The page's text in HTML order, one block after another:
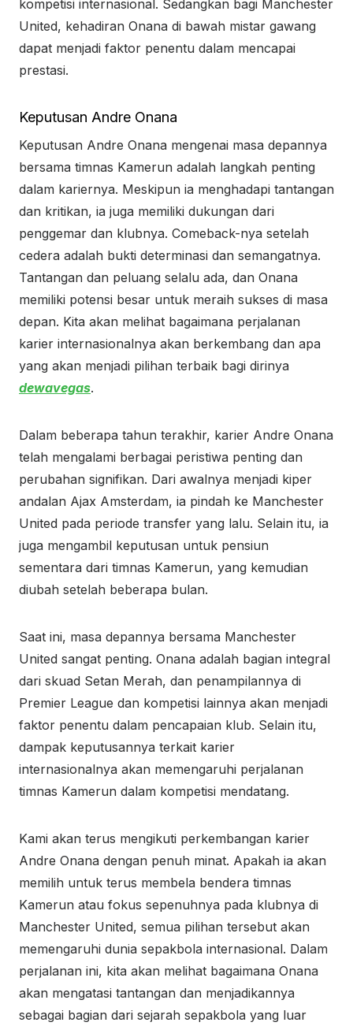
kompetisi internasional. Sedangkan bagi Manchester
United, kehadiran Onana di bawah mistar gawang
dapat menjadi faktor penentu dalam mencapai
prestasi.
Keputusan Andre Onana
Keputusan Andre Onana mengenai masa depannya
bersama timnas Kamerun adalah langkah penting
dalam kariernya. Meskipun ia menghadapi tantangan
dan kritikan, ia juga memiliki dukungan dari
penggemar dan klubnya. Comeback-nya setelah
cedera adalah bukti determinasi dan semangatnya.
Tantangan dan peluang selalu ada, dan Onana
memiliki potensi besar untuk meraih sukses di masa
depan. Kita akan melihat bagaimana perjalanan
karier internasionalnya akan berkembang dan apa
yang akan menjadi pilihan terbaik bagi dirinya
dewavegas.
Dalam beberapa tahun terakhir, karier Andre Onana
telah mengalami berbagai peristiwa penting dan
perubahan signifikan. Dari awalnya menjadi kiper
andalan Ajax Amsterdam, ia pindah ke Manchester
United pada periode transfer yang lalu. Selain itu, ia
juga mengambil keputusan untuk pensiun
sementara dari timnas Kamerun, yang kemudian
diubah setelah beberapa bulan.
Saat ini, masa depannya bersama Manchester
United sangat penting. Onana adalah bagian integral
dari skuad Setan Merah, dan penampilannya di
Premier League dan kompetisi lainnya akan menjadi
faktor penentu dalam pencapaian klub. Selain itu,
dampak keputusannya terkait karier
internasionalnya akan memengaruhi perjalanan
timnas Kamerun dalam kompetisi mendatang.
Kami akan terus mengikuti perkembangan karier
Andre Onana dengan penuh minat. Apakah ia akan
memilih untuk terus membela bendera timnas
Kamerun atau fokus sepenuhnya pada klubnya di
Manchester United, semua pilihan tersebut akan
memengaruhi dunia sepakbola internasional. Dalam
perjalanan ini, kita akan melihat bagaimana Onana
akan mengatasi tantangan dan menjadikannya
sebagai bagian dari sejarah sepakbola yang luar